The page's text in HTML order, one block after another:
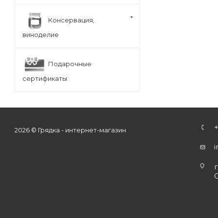
Консервация,
виноделие
Подарочные
сертификаты
2026 © Грядка - интернет-магазин